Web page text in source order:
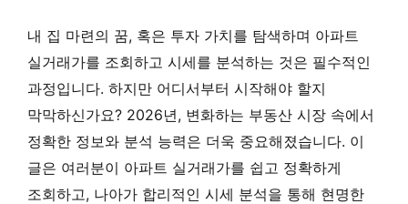
내 집 마련의 꿈, 혹은 투자 가치를 탐색하며 아파트
실거래가를 조회하고 시세를 분석하는 것은 필수적인
과정입니다. 하지만 어디서부터 시작해야 할지
막막하신가요? 2026년, 변화하는 부동산 시장 속에서
정확한 정보와 분석 능력은 더욱 중요해졌습니다. 이
글은 여러분이 아파트 실거래가를 쉽고 정확하게
조회하고, 나아가 합리적인 시세 분석을 통해 현명한